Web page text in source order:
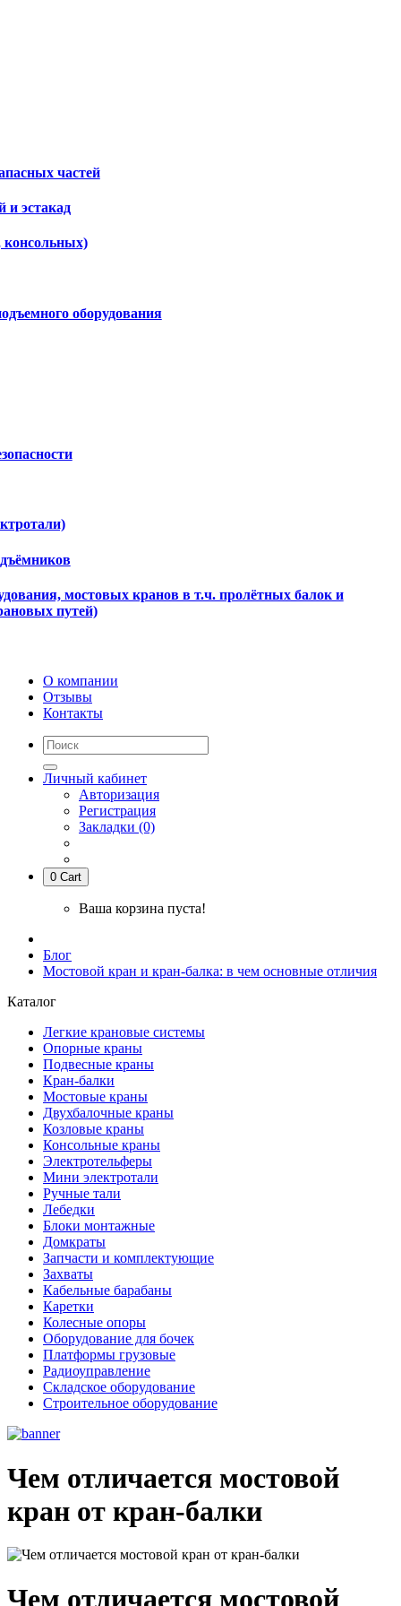
частей
и эстакад
консольных)
оборудования
мостовых кранов в т.ч. пролётных балок и
путей)
О компании
Отзывы
Контакты
Личный кабинет
Авторизация
Регистрация
Закладки (0)
0 Cart
Ваша корзина пуста!
Блог
Мостовой кран и кран-балка: в чем основные отличия
Каталог
Легкие крановые системы
Опорные краны
Подвесные краны
Кран-балки
Мостовые краны
Двухбалочные краны
Козловые краны
Консольные краны
Электротельферы
Мини электротали
Ручные тали
Лебедки
Блоки монтажные
Домкраты
Запчасти и комплектующие
Захваты
Кабельные барабаны
Каретки
Колесные опоры
Оборудование для бочек
Платформы грузовые
Радиоуправление
Складское оборудование
Строительное оборудование
Чем отличается мостовой
кран от кран-балки
Чем отличается мостовой